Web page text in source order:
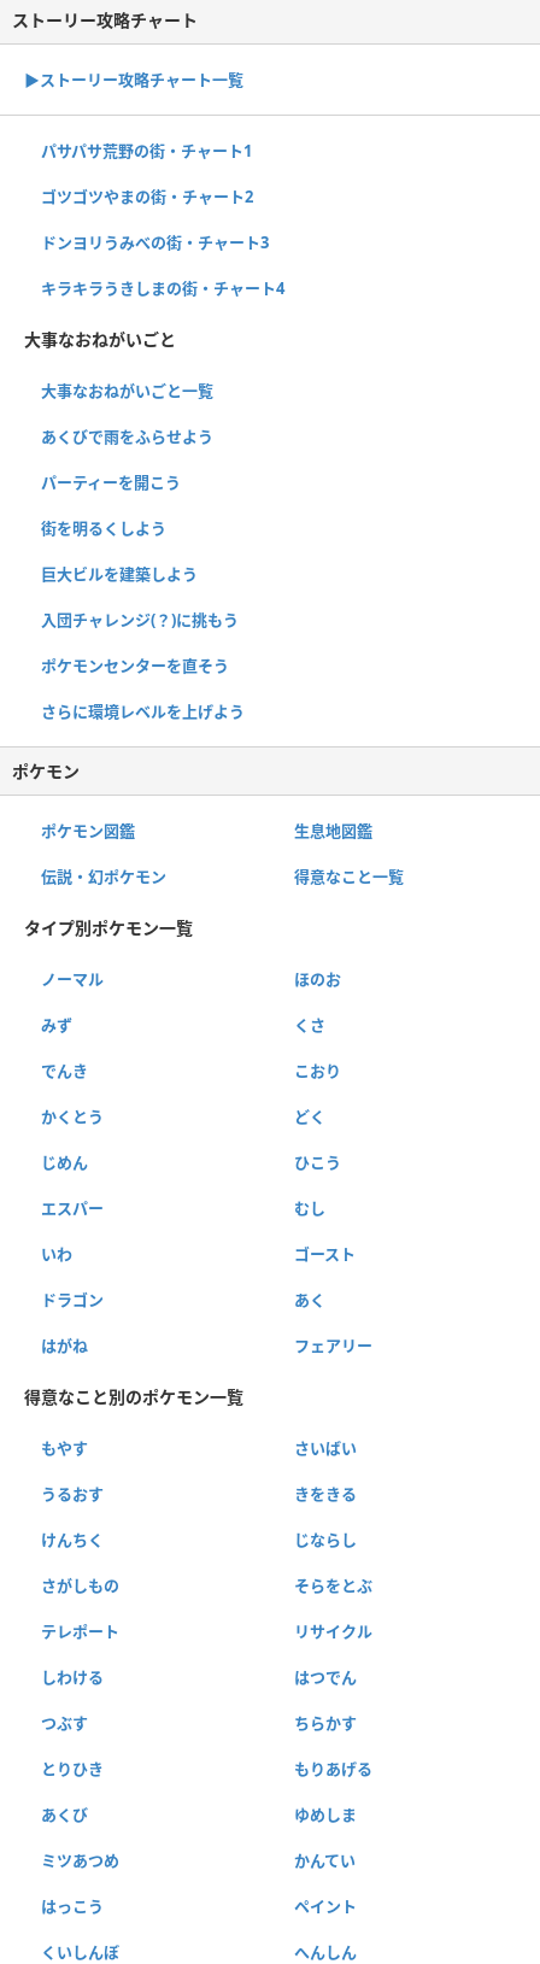
ストーリー攻略チャート
▶ストーリー攻略チャート一覧
パサパサ荒野の街・チャート1
ゴツゴツやまの街・チャート2
ドンヨリうみべの街・チャート3
キラキラうきしまの街・チャート4
大事なおねがいごと
大事なおねがいごと一覧
あくびで雨をふらせよう
パーティーを開こう
街を明るくしよう
巨大ビルを建築しよう
入団チャレンジ(？)に挑もう
ポケモンセンターを直そう
さらに環境レベルを上げよう
ポケモン
ポケモン図鑑 生息地図鑑
伝説・幻ポケモン 得意なこと一覧
タイプ別ポケモン一覧
ノーマル ほのお
みず くさ
でんき こおり
かくとう どく
じめん ひこう
エスパー むし
いわ ゴースト
ドラゴン あく
はがね フェアリー
得意なこと別のポケモン一覧
もやす さいばい
うるおす きをきる
けんちく じならし
さがしもの そらをとぶ
テレポート リサイクル
しわける はつでん
つぶす ちらかす
とりひき もりあげる
あくび ゆめしま
ミツあつめ かんてい
はっこう ペイント
くいしんぼ へんしん